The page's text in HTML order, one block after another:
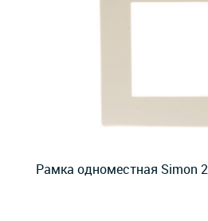
Рамка одноместная Simon